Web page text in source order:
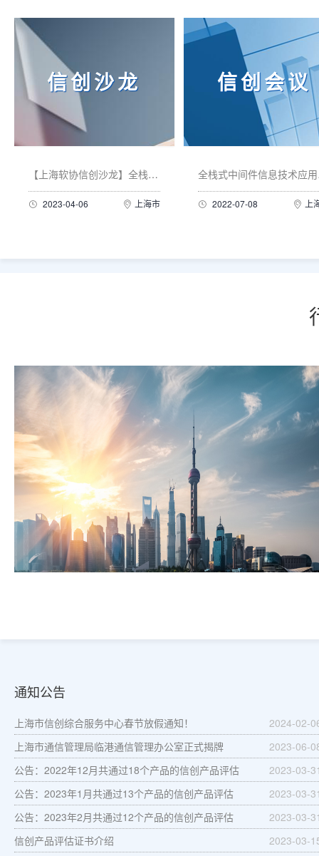
信创沙龙
【上海软协信创沙龙】全栈式中间件产业发展与...
2023-04-06 上海市
信创会议
全
2022-07-08 上
通知公告
上海市信创综合服务中心春节放假通知！
2024-02-
上海市通信管理局临港通信管理办公室正式揭牌
2023-06-
公告：2022年12月共通过18个产品的信创产品评估
2023-03-
公告：2023年1月共通过13个产品的信创产品评估
2023-03-
公告：2023年2月共通过12个产品的信创产品评估
2023-03-
信创产品评估证书介绍
2023-03-